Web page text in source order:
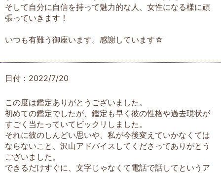
そして自分に自信を持って魅力的な人、女性になる様に頑
張っていきます！
いつも有難う御座います。感謝しています☆
日付：2022/7/20
この度は鑑定ありがとうございました。
初めての鑑定でしたが、鑑定も早く彼の性格や過去現状が
すごく当たっていてビックリしました。
それに彼のしんどい思いや、私が今後変えていかなくては
ならないこと、沢山アドバイスしてくださってありがとう
ございました。
できるだけすぐに、文字じゃなくて電話で話してというア